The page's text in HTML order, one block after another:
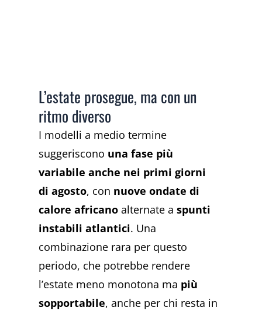
L’estate prosegue, ma con un
ritmo diverso
I modelli a medio termine
suggeriscono una fase più
variabile anche nei primi giorni
di agosto, con nuove ondate di
calore africano alternate aspunti
instabili atlantici. Una
combinazione rara per questo
periodo, che potrebbe rendere
l’estate meno monotona ma più
sopportabile, anche per chi resta in